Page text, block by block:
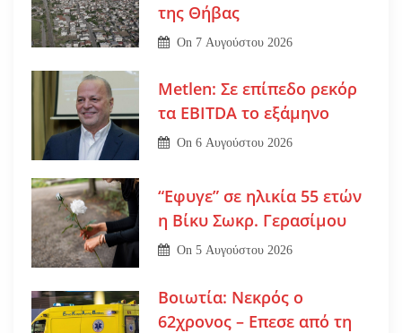
της Θήβας
On 7 Αυγούστου 2026
Metlen: Σε επίπεδο ρεκόρ
τα EBITDA το εξάμηνο
On6 Αυγούστου 2026
“Εφυγε” σε ηλικία 55 ετών
η Βίκυ Σωκρ. Γερασίμου
On5 Αυγούστου 2026
Βοιωτία: Νεκρός ο
62χρονος – Επεσε από τη